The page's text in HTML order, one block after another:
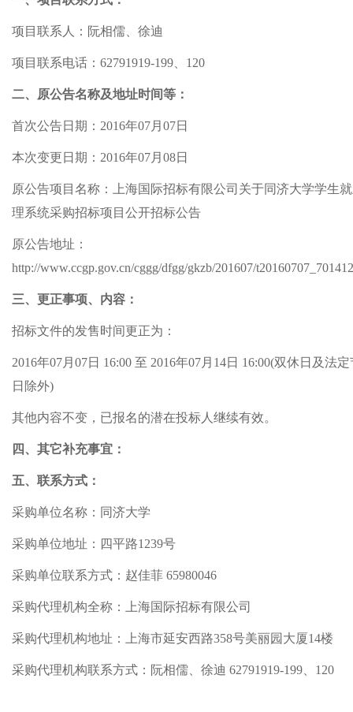
项目联系人：阮相儒、徐迪
项目联系电话：62791919-199、120
二、原公告名称及地址时间等：
首次公告日期：2016年07月07日
本次变更日期：2016年07月08日
原公告项目名称：上海国际招标有限公司关于同济大学学生
理系统采购招标项目公开招标公告
原公告地址：
http://www.ccgp.gov.cn/cggg/dfgg/gkzb/201607/
三、更正事项、内容：
招标文件的发售时间更正为：
2016年07月07日 16:00 至 2016年07月14日 16:00(双休日及法
日除外)
其他内容不变，已报名的潜在投标人继续有效。
四、其它补充事宜：
五、联系方式：
采购单位名称：同济大学
采购单位地址：四平路1239号
采购单位联系方式：赵佳菲 65980046
采购代理机构全称：上海国际招标有限公司
采购代理机构地址：上海市延安西路358号美丽园大厦14楼
采购代理机构联系方式：阮相儒、徐迪 62791919-199、120